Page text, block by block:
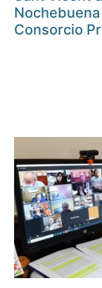
Consorcio